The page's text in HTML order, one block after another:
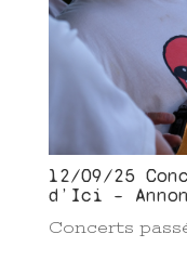
12/09/25
d’Ici –
Concerts